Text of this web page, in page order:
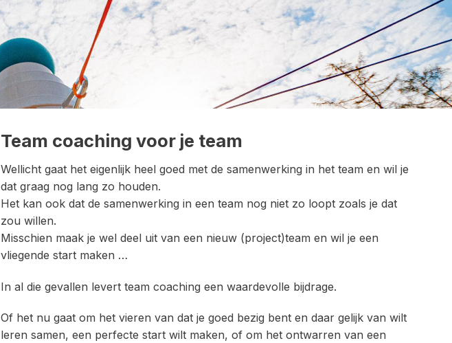
Team coaching voor je team
Wellicht gaat het eigenlijk heel goed met de samenwerking in het team en wil je
dat graag nog lang zo houden.
Het kan ook dat de samenwerking in een team nog niet zo loopt zoals je dat
zou willen.
Misschien maak je wel deel uit van een nieuw (project)team en wil je een
vliegende start maken …
In al die gevallen levert team coaching een waardevolle bijdrage.
Of het nu gaat om het vieren van dat je goed bezig bent en daar gelijk van wilt
leren samen, een perfecte start wilt maken, of om het ontwarren van een